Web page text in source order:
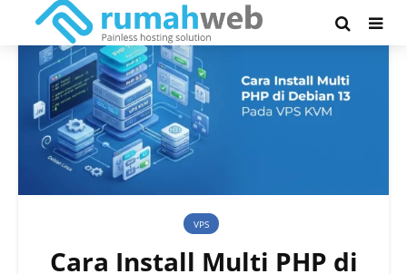
VPS
Cara Install Multi PHP di